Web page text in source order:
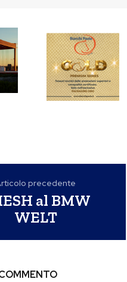
precedente
al BMW
WELT